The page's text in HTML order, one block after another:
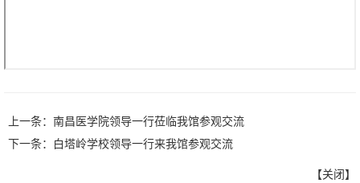
上一条： 南昌医学院领导一行莅临我馆参观交流
下一条： 白塔岭学校领导一行来我馆参观交流
【关闭】